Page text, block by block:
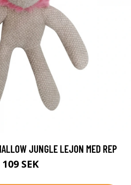
JUNGLE LEJON MED REP
109 SEK